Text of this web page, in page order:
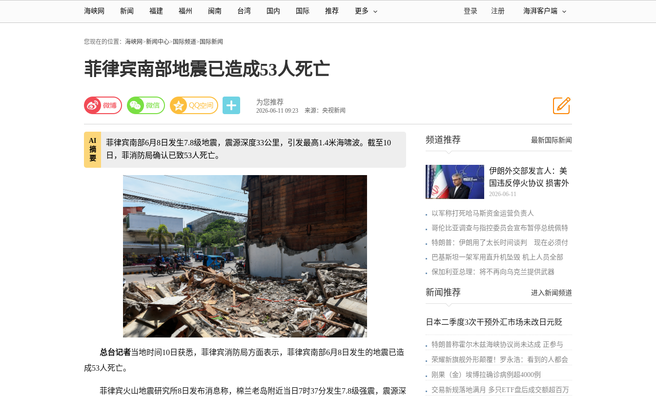
海峡网 新闻 福建 福州 闽南 台湾 国内 国际 推荐 更多 海湃客户端
注册
登录
您现在的位置： 海峡网>新闻中心> 国际频道> 国际新闻
菲律宾南部地震已造成53人死亡
为您推荐
2026-06-11 09:23 来源：央视新闻
AI
摘
要
菲律宾南部6月8日发生7.8级地震，震源深度33公里，引发最高1.4米海啸波。截至10
日，菲消防局确认已致53人死亡。
总台记者当地时间10日获悉，菲律宾消防局方面表示，菲律宾南部6月8日发生的地震已造
成53人死亡。
菲律宾火山地震研究所8日发布消息称，棉兰老岛附近当日7时37分发生7.8级强震，震源深
最新国际新闻
频道推荐
伊朗外交部发言人：美
国违反停火协议 损害外
2026-06-11
以军称打死哈马斯资金运营负责人
哥伦比亚调查与指控委员会宣布暂停总统佩特
特朗普：伊朗用了太长时间谈判 现在必须付
巴基斯坦一架军用直升机坠毁 机上人员全部
保加利亚总理：将不再向乌克兰提供武器
进入新闻频道
新闻推荐
日本二季度3次干预外汇市场未改日元贬
特朗普称霍尔木兹海峡协议尚未达成 正参与
荣耀新旗舰外形颠覆！罗永浩：看到的人都会
刚果（金）埃博拉确诊病例超4000例
交易新规落地满月 多只ETF盘后成交额超百万